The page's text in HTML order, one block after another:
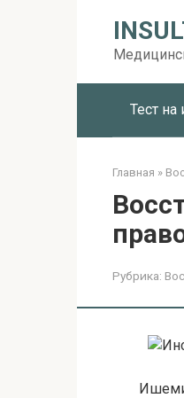
Тест на
Главная »
Рубрика: